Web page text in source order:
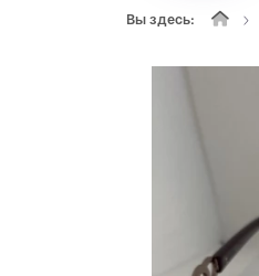
Вы здесь: